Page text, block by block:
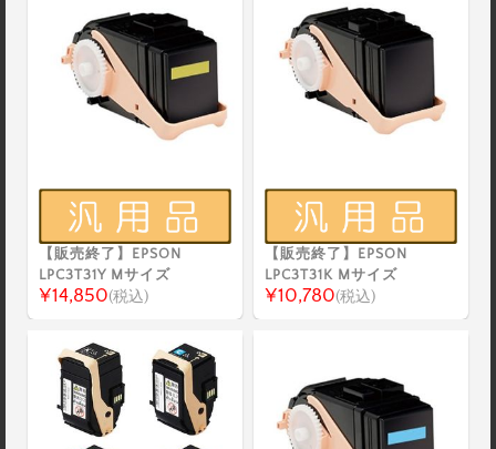
【販売終了】EPSON
LPC3T31Y Mサイズ
¥14,850(税込)
【販売終了】EPSON
LPC3T31K Mサイズ
¥10,780(税込)